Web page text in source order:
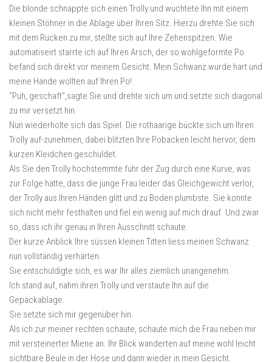
Die blonde schnappte sich einen Trolly und wuchtete Ihn mit einem
kleinen Stöhner in die Ablage über Ihren Sitz. Hierzu drehte Sie sich
mit dem Rücken zu mir, stellte sich auf Ihre Zehenspitzen. Wie
automatiseirt starrte ich auf Ihren Arsch, der so wohlgeformte Po
befand sich direkt vor meinem Gesicht. Mein Schwanz wurde hart und
meine Hände wollten auf Ihren Po!
“Puh, geschaft”,sagte Sie und drehte sich um und setzte sich diagonal
zu mir versetzt hin.
Nun wiederholte sich das Spiel. Die rothaarige bückte sich um Ihren
Trolly auf-zunehmen, dabei blitzten Ihre Pobacken leicht hervor, dem
kurzen Kleidchen geschuldet.
Als Sie den Trolly hochstemmte fuhr der Zug durch eine Kurve, was
zur Folge hatte, dass die junge Frau leider das Gleichgewicht verlor,
der Trolly aus Ihren Händen glitt und zu Boden plumbste. Sie konnte
sich nicht mehr festhalten und fiel ein wenig auf mich drauf. Und zwar
so, dass ich ihr genau in Ihren Ausschnitt schaute.
Der kurze Anblick Ihre süssen kleinen Titten liess meinen Schwanz
nun vollständig verhärten.
Sie entschuldigte sich, es war Ihr alles ziemlich unangenehm.
Ich stand auf, nahm ihren Trolly und verstaute Ihn auf die
Gepäckablage.
Sie setzte sich mir gegenüber hin.
Als ich zur meiner rechten schaute, schaute mich die Frau neben mir
mit versteinerter Miene an. Ihr Blick wanderten auf meine wohl leicht
sichtbare Beule in der Hose und dann wieder in mein Gesicht.